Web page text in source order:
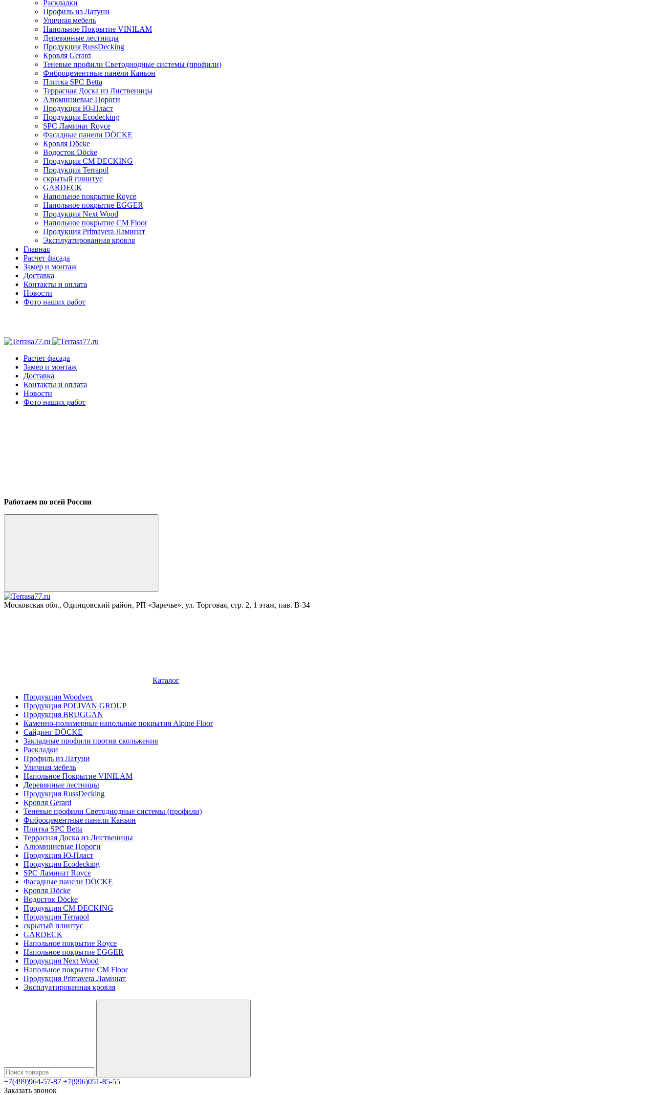
Раскладки
Профиль из Латуни
Уличная мебель
Напольное Покрытие VINILAM
Деревянные лестницы
Продукция RussDecking
Кровля Gerard
Теневые профили Светодиодные системы (профили)
Фиброцементные панели Каньон
Плитка SPC Betta
Террасная Доска из Лиственицы
Алюминиевые Пороги
Продукция Ю-Пласт
Продукция Ecodecking
SPC Ламинат Royce
Фасадные панели DÖCKE
Кровля Döcke
Водосток Döcke
Продукция CM DECKING
Продукция Terrapol
скрытый плинтус
GARDECK
Напольное покрытие Royce
Напольное покрытие EGGER
Продукция Next Wood
Напольное покрытие CM Floor
Продукция Primavera Ламинат
Эксплуатированная кровля
Главная
Расчет фасада
Замер и монтаж
Доставка
Контакты и оплата
Новости
Фото наших работ
Расчет фасада
Замер и монтаж
Доставка
Контакты и оплата
Новости
Фото наших работ
Работаем по всей России
Московская обл., Одинцовский район, РП «Заречье», ул. Торговая, стр. 2, 1 этаж, пав. B-34
Каталог
Продукция Woodvex
Продукция POLIVAN GROUP
Продукция BRUGGAN
Каменно-полимерные напольные покрытия Alpine Floor
Сайдинг DÖCKE
Закладные профили против скольжения
Раскладки
Профиль из Латуни
Уличная мебель
Напольное Покрытие VINILAM
Деревянные лестницы
Продукция RussDecking
Кровля Gerard
Теневые профили Светодиодные системы (профили)
Фиброцементные панели Каньон
Плитка SPC Betta
Террасная Доска из Лиственицы
Алюминиевые Пороги
Продукция Ю-Пласт
Продукция Ecodecking
SPC Ламинат Royce
Фасадные панели DÖCKE
Кровля Döcke
Водосток Döcke
Продукция CM DECKING
Продукция Terrapol
скрытый плинтус
GARDECK
Напольное покрытие Royce
Напольное покрытие EGGER
Продукция Next Wood
Напольное покрытие CM Floor
Продукция Primavera Ламинат
Эксплуатированная кровля
+7(499)964-57-87 +7(996)051-85-55
Заказать звонок